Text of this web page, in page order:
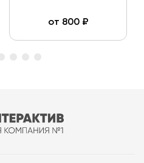
от 800₽